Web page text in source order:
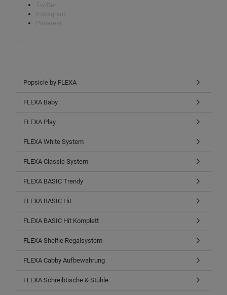
Twitter
Instagram
Pinterest
Popsicle by FLEXA
FLEXA Baby
FLEXA Play
FLEXA White System
FLEXA Classic System
FLEXA BASIC Trendy
FLEXA BASIC Hit
FLEXA BASIC Hit Komplett
FLEXA Shelfie Regalsystem
FLEXA Cabby Aufbewahrung
FLEXA Schreibtische & Stühle